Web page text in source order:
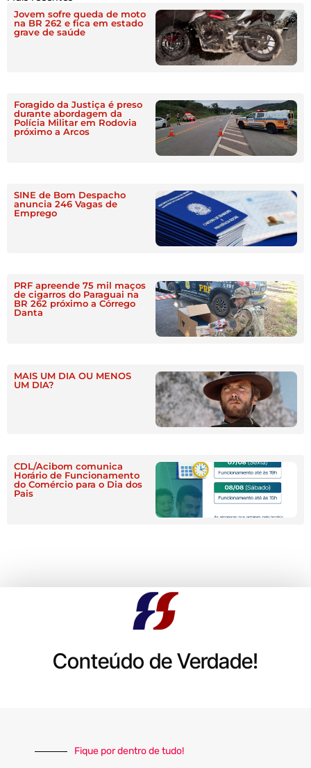
Jovem sofre queda de moto
na BR 262 e fica em estado
grave de saúde
Foragido da Justiça é preso
durante abordagem da
Polícia Militar em Rodovia
próximo a Arcos
SINE de Bom Despacho
anuncia 246 Vagas de
Emprego
PRF apreende 75 mil maços
de cigarros do Paraguai na
BR 262 próximo a Córrego
Danta
MAIS UM DIA OU MENOS
UM DIA?
CDL/Acibom comunica
Horário de Funcionamento
do Comércio para o Dia dos
Pais
Conteúdo de Verdade!
Fique por dentro de tudo!